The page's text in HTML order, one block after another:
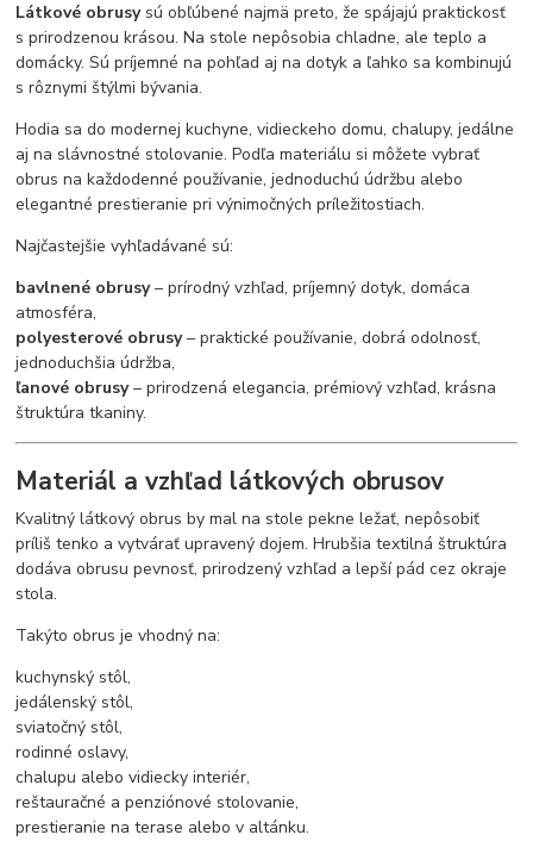
Látkové obrusysú obľúbené najmä preto, že spájajú praktickosť
s prirodzenou krásou. Na stole nepôsobia chladne, ale teplo a
domácky. Sú príjemné na pohľad aj na dotyk a ľahko sa kombinujú
s rôznymi štýlmi bývania.
Hodia sa do modernej kuchyne, vidieckeho domu, chalupy, jedálne
aj na slávnostné stolovanie. Podľa materiálu si môžete vybrať
obrus na každodenné používanie, jednoduchú údržbu alebo
elegantné prestieranie pri výnimočných príležitostiach.
Najčastejšie vyhľadávané sú:
bavlnené obrusy– prírodný vzhľad, príjemný dotyk, domáca
atmosféra,
polyesterové obrusy– praktické používanie, dobrá odolnosť,
jednoduchšia údržba,
ľanové obrusy– prirodzená elegancia, prémiový vzhľad, krásna
štruktúra tkaniny.
Materiál a vzhľad látkových obrusov
Kvalitný látkový obrus by mal na stole pekne ležať, nepôsobiť
príliš tenko a vytvárať upravený dojem. Hrubšia textilná štruktúra
dodáva obrusu pevnosť, prirodzený vzhľad a lepší pád cez okraje
stola.
Takýto obrus je vhodný na:
kuchynský stôl,
jedálenský stôl,
sviatočný stôl,
rodinné oslavy,
chalupu alebo vidiecky interiér,
reštauračné a penziónové stolovanie,
prestieranie na terase alebo v altánku.